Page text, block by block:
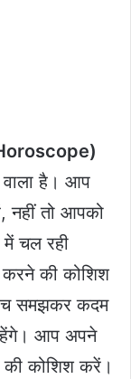
है। आप
नहीं तो आपको
में चल रही
की कोशिश
समझकर कदम
आप अपने
कोशिश करें।